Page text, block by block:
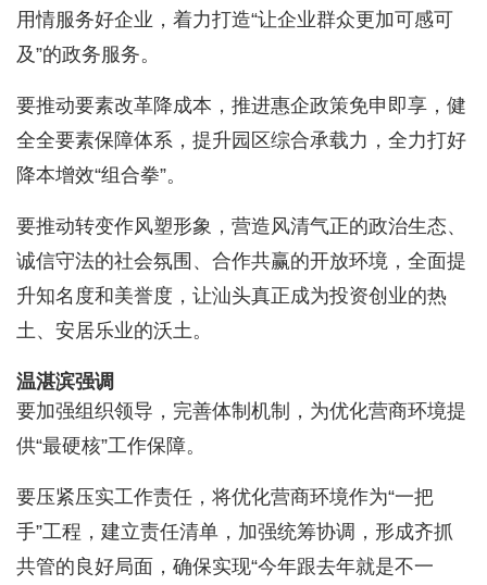
用情服务好企业，着力打造“让企业群众更加可感可
及”的政务服务。
要推动要素改革降成本，推进惠企政策免申即享，健
全全要素保障体系，提升园区综合承载力，全力打好
降本增效“组合拳”。
要推动转变作风塑形象，营造风清气正的政治生态、
诚信守法的社会氛围、合作共赢的开放环境，全面提
升知名度和美誉度，让汕头真正成为投资创业的热
土、安居乐业的沃土。
温湛滨强调
要加强组织领导，完善体制机制，为优化营商环境提
供“最硬核”工作保障。
要压紧压实工作责任，将优化营商环境作为“一把
手”工程，建立责任清单，加强统筹协调，形成齐抓
共管的良好局面，确保实现“今年跟去年就是不一